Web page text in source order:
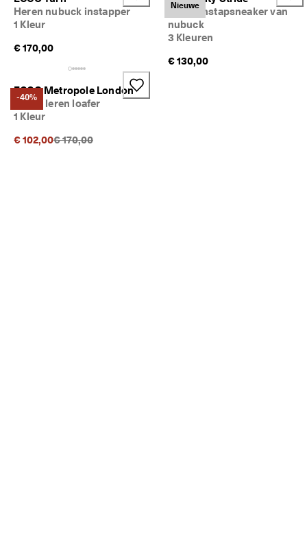
Heren nubuck instapper
1 Kleur
€ 170,00
Nieuwe
Heren instapsneaker van
nubuck
3 Kleuren
€ 130,00
-40%
ECCO Metropole London
Heren leren loafer
1 Kleur
€ 102,00Originele prijs {{price}}:
€ 170,00